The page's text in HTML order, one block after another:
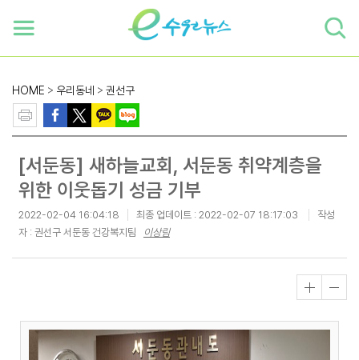
HOME > 우리동네 > 권선구
[서둔동] 새하늘교회, 서둔동 취약계층을
위한 이웃돕기 성금 기부
2022-02-04 16:04:18 최종 업데이트 : 2022-02-07 18:17:03
작성
자 : 권선구 서둔동 건강복지팀
이상림